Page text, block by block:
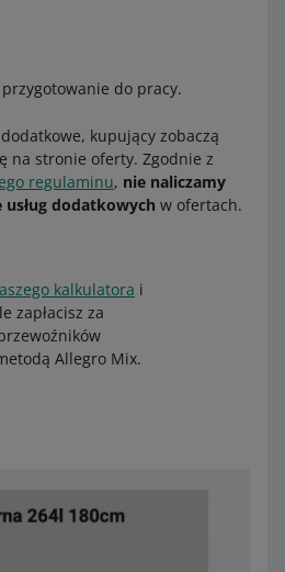
do pracy.
kupujący zobaczą
na stronie oferty. Zgodnie z
regulaminu, nie naliczamy
dodatkowych w ofertach.
kalkulatora i
zapłacisz za
Allegro Mix.